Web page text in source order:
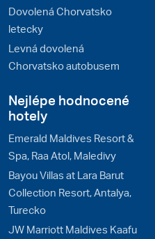
Dovolená Chorvatsko
letecky
Levná dovolená
Chorvatsko autobusem
Nejlépe hodnocené
hotely
Emerald Maldives Resort &
Spa, Raa Atol, Maledivy
Bayou Villas at Lara Barut
Collection Resort, Antalya,
Turecko
JW Marriott Maldives Kaafu